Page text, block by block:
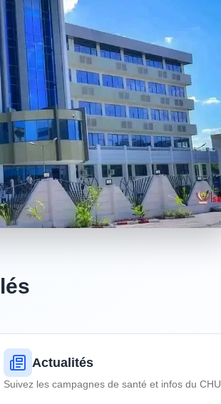
Actualités
Suivez les campagnes de santé et infos du CHU.